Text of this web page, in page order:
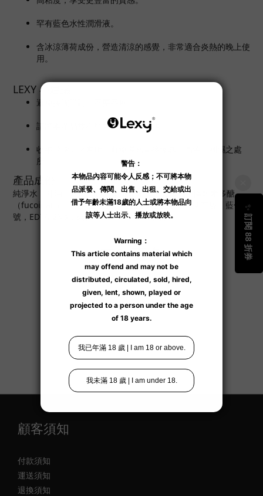
罕有藍色水性潤滑液。
含冰涼薄荷成份，營造清涼的感覺，非常適合炎熱的晚上使
用。
LEXY 小建議
避免接觸眼睛，不要吞嚥。
請將本產品放在兒童不能接觸的地方。
收納於陰涼之處所，避免陽光直接曝曬、高溫、潮濕之處
所。
產品成份
純淨水，甘油，乙醇，羥乙基纖維素，再分解劑，降鈣素多醣
（fucoidan），抗壞血酸鈉（維生素C衍生物），薄荷醇，藍色1
號，EDTA-2Na，碘化物丁基氨基甲酸酯普立平
了解更多
顧客須知
付款須知
運送須知
退換須知